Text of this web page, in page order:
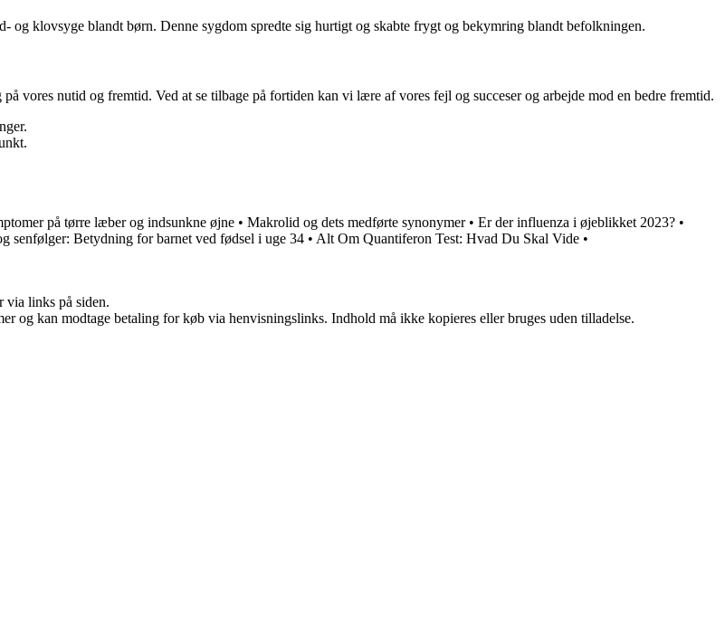
og klovsyge blandt børn. Denne sygdom spredte sig hurtigt og skabte frygt og bekymring blandt befolkningen.
vores nutid og fremtid. Ved at se tilbage på fortiden kan vi lære af vores fejl og succeser og arbejde mod en bedre fremtid.
på tørre læber og indsunkne øjne • Makrolid og dets medførte synonymer• Er der influenza i øjeblikket 2023? •
senfølger: Betydning for barnet ved fødsel i uge 34 • Alt Om Quantiferon Test: Hvad Du Skal Vide •
via links på siden.
og kan modtage betaling for køb via henvisningslinks. Indhold må ikke kopieres eller bruges uden tilladelse.